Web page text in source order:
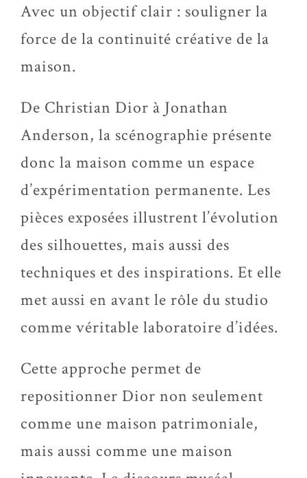
Avec un objectif clair : souligner la
force de la continuité créative de la
maison.
De Christian Dior à Jonathan
Anderson, la scénographie présente
donc la maison comme un espace
d’expérimentation permanente. Les
pièces exposées illustrent l’évolution
des silhouettes, mais aussi des
techniques et des inspirations. Et elle
met aussi en avant le rôle du studio
comme véritable laboratoire d’idées.
Cette approche permet de
repositionner Dior non seulement
comme une maison patrimoniale,
mais aussi comme une maison